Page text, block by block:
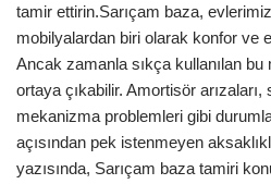
tamir ettirin.Sarıçam baza,
mobilyalardan biri olarak konfor ve
Ancak zamanla sıkça kullanılan
ortaya çıkabilir. Amortisör arızaları,
mekanizma problemleri gibi
açısından pek istenmeyen
yazısında, Sarıçam baza tamiri